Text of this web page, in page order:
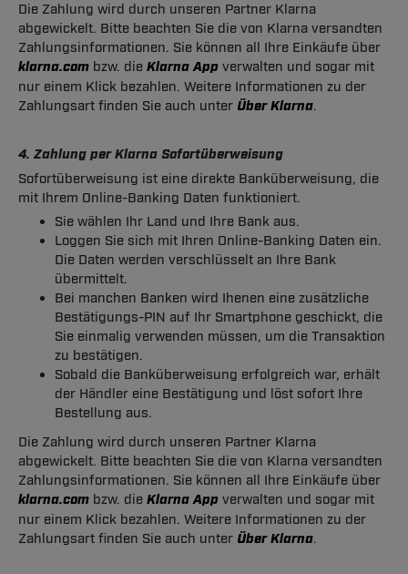
Die Zahlung wird durch unseren Partner Klarna
abgewickelt. Bitte beachten Sie die von Klarna versandten
Zahlungsinformationen. Sie können all Ihre Einkäufe über
klarna.com bzw. die Klarna App verwalten und sogar mit
nur einem Klick bezahlen. Weitere Informationen zu der
Zahlungsart finden Sie auch unter Über Klarna.
4. Zahlung per Klarna Sofortüberweisung
Sofortüberweisung ist eine direkte Banküberweisung, die
mit Ihrem Online-Banking Daten funktioniert.
Sie wählen Ihr Land und Ihre Bank aus.
Loggen Sie sich mit Ihren Online-Banking Daten ein.
Die Daten werden verschlüsselt an Ihre Bank
übermittelt.
Bei manchen Banken wird Ihenen eine zusätzliche
Bestätigungs-PIN auf Ihr Smartphone geschickt, die
Sie einmalig verwenden müssen, um die Transaktion
zu bestätigen.
Sobald die Banküberweisung erfolgreich war, erhält
der Händler eine Bestätigung und löst sofort Ihre
Bestellung aus.
Die Zahlung wird durch unseren Partner Klarna
abgewickelt. Bitte beachten Sie die von Klarna versandten
Zahlungsinformationen. Sie können all Ihre Einkäufe über
klarna.com bzw. die Klarna App verwalten und sogar mit
nur einem Klick bezahlen. Weitere Informationen zu der
Zahlungsart finden Sie auch unter Über Klarna.